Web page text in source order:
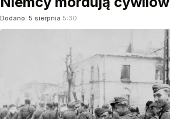
Dodano: 5 sierpnia 5:30